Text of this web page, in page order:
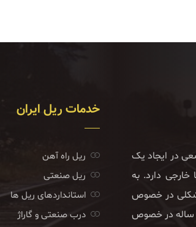
در ایجاد یک
دارد. به
مشکلی در خصوص
تامین کالای مورد نیاز خود بتوانند به فعالیت ادامه دهند. این واحد با سابقه ای ۲۵ ساله در خصوص
خدمات ریل ایران
ریل راه آهن
ریل صنعتی
استانداردهای ریل ها
درب صنعتی و گاراژ